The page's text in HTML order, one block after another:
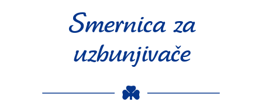
Smernica za
uzbunjivače